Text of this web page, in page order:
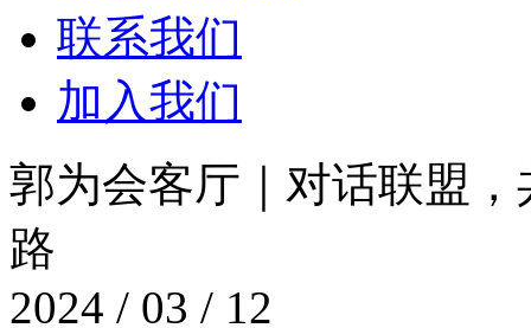
联系我们
加入我们
郭为会客厅｜对话联盟
路
2024 / 03 / 12